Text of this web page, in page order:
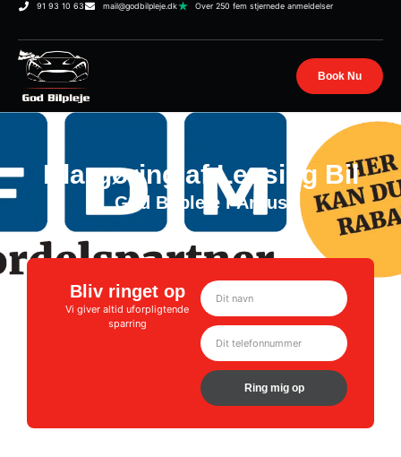
91 93 10 63 mail@godbilpleje.dk Over 250 fem stjernede anmeldelser
Book Nu
Klargøring af Leasing Bil
God Bilpleje i Århus
Bliv ringet op
Vi giver altid uforpligtende
sparring
Ring mig op